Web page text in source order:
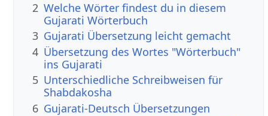
2 Welche Wörter findest du in diesem
Gujarati Wörterbuch
3 Gujarati Übersetzung leicht gemacht
4 Übersetzung des Wortes "Wörterbuch"
ins Gujarati
5 Unterschiedliche Schreibweisen für
Shabdakosha
6 Gujarati-Deutsch Übersetzungen